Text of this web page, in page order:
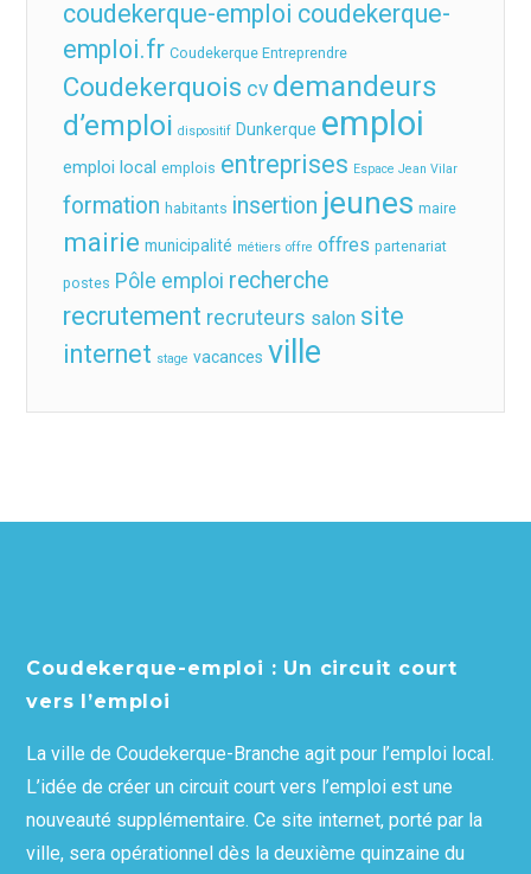
coudekerque-emploi coudekerque-
emploi.fr Coudekerque Entreprendre
Coudekerquois cv demandeurs
d’emploi dispositif Dunkerque emploi
emploi local emplois entreprises Espace Jean Vilar
formation habitants insertion jeunes maire
mairie municipalité métiers offre offres partenariat
postes Pôle emploi recherche
recrutement recruteurs salon site
internet stage vacances ville
Coudekerque-emploi : Un circuit court
vers l’emploi
La ville de Coudekerque-Branche agit pour l’emploi local.
L’idée de créer un circuit court vers l’emploi est une
nouveauté supplémentaire. Ce site internet, porté par la
ville, sera opérationnel dès la deuxième quinzaine du